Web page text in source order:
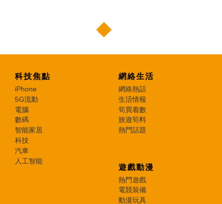
科技焦點
iPhone
5G流動
電腦
數碼
智能家居
科技
汽車
人工智能
網絡生活
網絡熱話
生活情報
筍買着數
旅遊筍料
熱門話題
遊戲動漫
熱門遊戲
電競裝備
動漫玩具